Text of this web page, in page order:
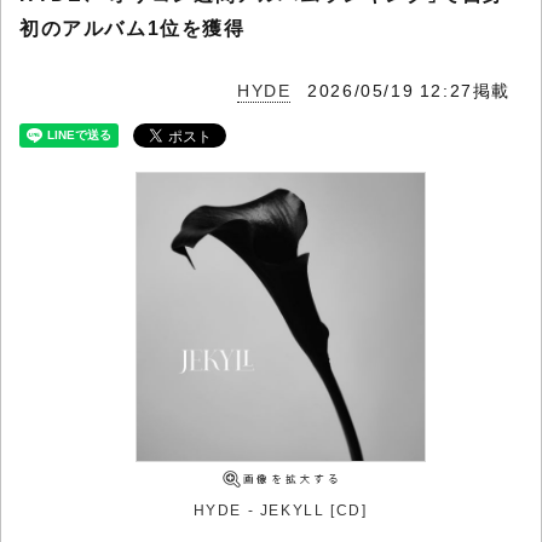
初のアルバム1位を獲得
HYDE 2026/05/19 12:27掲載
HYDE - JEKYLL [CD]